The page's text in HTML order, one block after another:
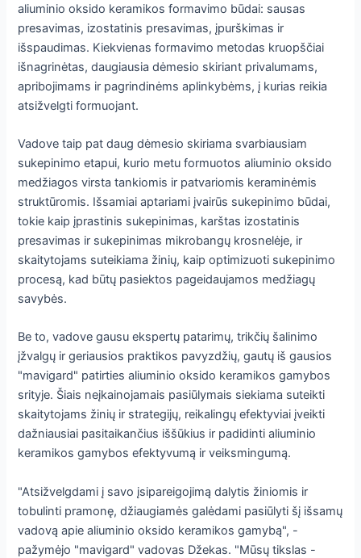
aliuminio oksido keramikos formavimo būdai: sausas
presavimas, izostatinis presavimas, įpurškimas ir
išspaudimas. Kiekvienas formavimo metodas kruopščiai
išnagrinėtas, daugiausia dėmesio skiriant privalumams,
apribojimams ir pagrindinėms aplinkybėms, į kurias reikia
atsižvelgti formuojant.
Vadove taip pat daug dėmesio skiriama svarbiausiam
sukepinimo etapui, kurio metu formuotos aliuminio oksido
medžiagos virsta tankiomis ir patvariomis keraminėmis
struktūromis. Išsamiai aptariami įvairūs sukepinimo būdai,
tokie kaip įprastinis sukepinimas, karštas izostatinis
presavimas ir sukepinimas mikrobangų krosnelėje, ir
skaitytojams suteikiama žinių, kaip optimizuoti sukepinimo
procesą, kad būtų pasiektos pageidaujamos medžiagų
savybės.
Be to, vadove gausu ekspertų patarimų, trikčių šalinimo
įžvalgų ir geriausios praktikos pavyzdžių, gautų iš gausios
"mavigard" patirties aliuminio oksido keramikos gamybos
srityje. Šiais neįkainojamais pasiūlymais siekiama suteikti
skaitytojams žinių ir strategijų, reikalingų efektyviai įveikti
dažniausiai pasitaikančius iššūkius ir padidinti aliuminio
keramikos gamybos efektyvumą ir veiksmingumą.
"Atsižvelgdami į savo įsipareigojimą dalytis žiniomis ir
tobulinti pramonę, džiaugiamės galėdami pasiūlyti šį išsamų
vadovą apie aliuminio oksido keramikos gamybą", -
pažymėjo "mavigard" vadovas Džekas. "Mūsų tikslas -